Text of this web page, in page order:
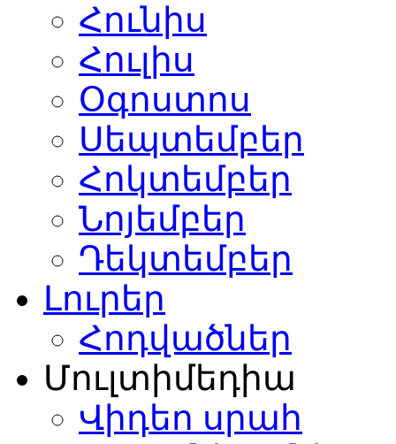
Հունիս
Հուլիս
Օգոստոս
Սեպտեմբեր
Հոկտեմբեր
Նոյեմբեր
Դեկտեմբեր
Լուրեր
Հոդվածներ
Մուլտիմեդիա
Վիդեո սրահ